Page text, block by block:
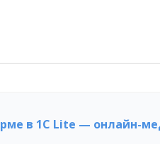
в 1С Lite — онлайн-